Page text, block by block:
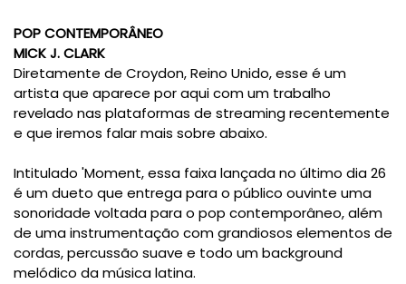
POP CONTEMPORÂNEO
MICK J. CLARK
Diretamente de Croydon, Reino Unido, esse é um
artista que aparece por aqui com um trabalho
revelado nas plataformas de streaming recentemente
e que iremos falar mais sobre abaixo.
Intitulado 'Moment, essa faixa lançada no último dia 26
é um dueto que entrega para o público ouvinte uma
sonoridade voltada para o pop contemporâneo, além
de uma instrumentação com grandiosos elementos de
cordas, percussão suave e todo um background
melódico da música latina.